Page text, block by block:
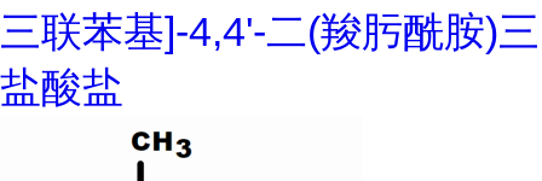
三联苯基]-4,4'-二(羧肟酰胺)三
盐酸盐